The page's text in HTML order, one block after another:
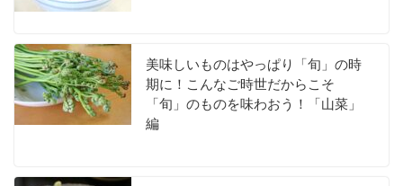
美味しいものはやっぱり「旬」の時
期に！こんなご時世だからこそ
「旬」のものを味わおう！「山菜」
編